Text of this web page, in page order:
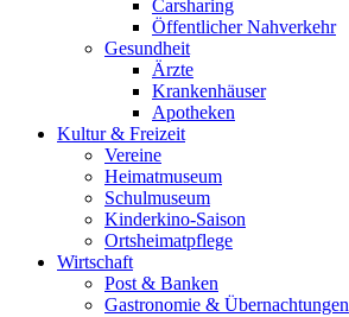
Carsharing
Öffentlicher Nahverkehr
Gesundheit
Ärzte
Krankenhäuser
Apotheken
Kultur & Freizeit
Vereine
Heimatmuseum
Schulmuseum
Kinderkino-Saison
Ortsheimatpflege
Wirtschaft
Post & Banken
Gastronomie & Übernachtungen